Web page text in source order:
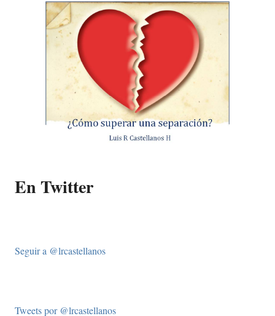
En Twitter
Seguir a @lrcastellanos
Tweets por @lrcastellanos